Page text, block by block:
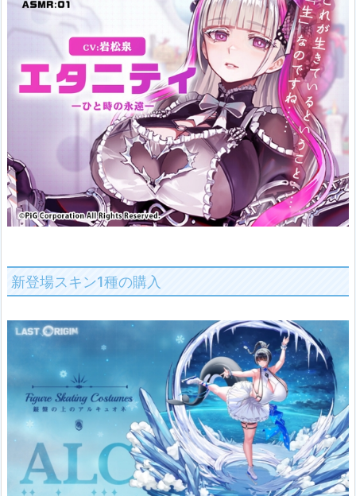
新登場スキン1種の購入